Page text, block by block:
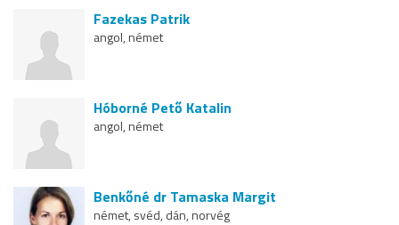
Fazekas Patrik
angol, német
Hóborné Pető Katalin
angol, német
Benkőné dr Tamaska Margit
német, svéd, dán, norvég